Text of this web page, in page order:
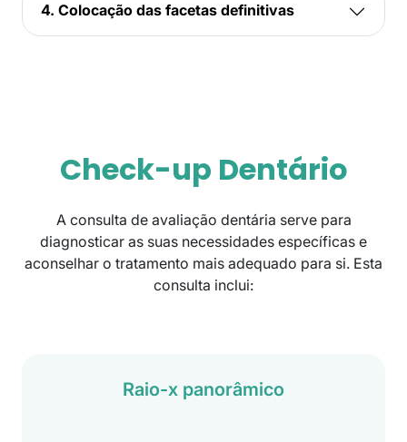
4. Colocação das facetas definitivas
Check-up Dentário
A consulta de avaliação dentária serve para
diagnosticar as suas necessidades específicas e
aconselhar o tratamento mais adequado para si. Esta
consulta inclui:
Raio-x panorâmico